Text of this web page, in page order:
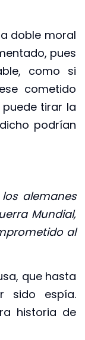
doble moral
pues
como si
cometido
tirar la
podrían
alemanes
Mundial,
al
que hasta
sido espía.
historia de